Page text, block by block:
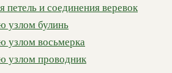
петель и соединения веревок
узлом булинь
узлом восьмерка
узлом проводник